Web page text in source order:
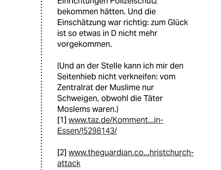
bekommen hätten. Und die
Einschätzung war richtig: zum Glück
ist so etwas in D nicht mehr
vorgekommen.
(Und an der Stelle kann ich mir den
Seitenhieb nicht verkneifen: vom
Zentralrat der Muslime nur
Schweigen, obwohl die Täter
Moslems waren.)
[1] www.taz.de/Komment...in-
Essen/!5298143/
[2] www.theguardian.co...hristchurch-
attack